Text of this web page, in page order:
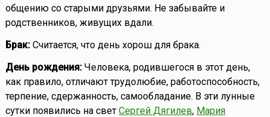
общению со старыми друзьями. Не забывайте и
родственников, живущих вдали.
Брак:Считается, что день хорош для брака.
День рождения:Человека, родившегося в этот день,
как правило, отличают трудолюбие, работоспособность,
терпение, сдержанность, самообладание. В эти лунные
сутки появились на свет Сергей Дягилев, Мария